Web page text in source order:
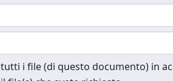
tutti i file (di questo documento) in